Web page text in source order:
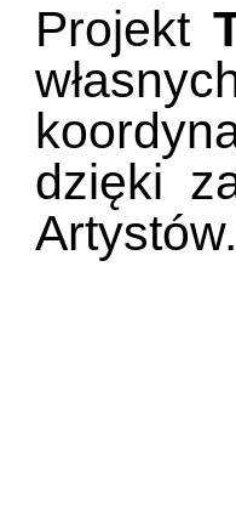
Projekt
dzięki
Artystów.